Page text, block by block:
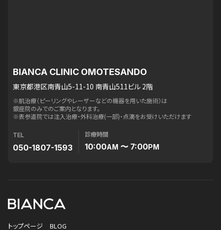
BIANCA CLINIC OMOTESANDO
東京都港区南青山5-11-10 南青山511ビル 2階
※肌治療（ピーリングやレーザーなどの機器を用いた施術）は
銀座院のみでのご案内となります。
※表参道院では注入治療・外科治療(一部)・点滴をお受けいただけます
TEL
050-1807-1593
診療時間
10:00AM 〜 7:00PM
トップページ BLOG